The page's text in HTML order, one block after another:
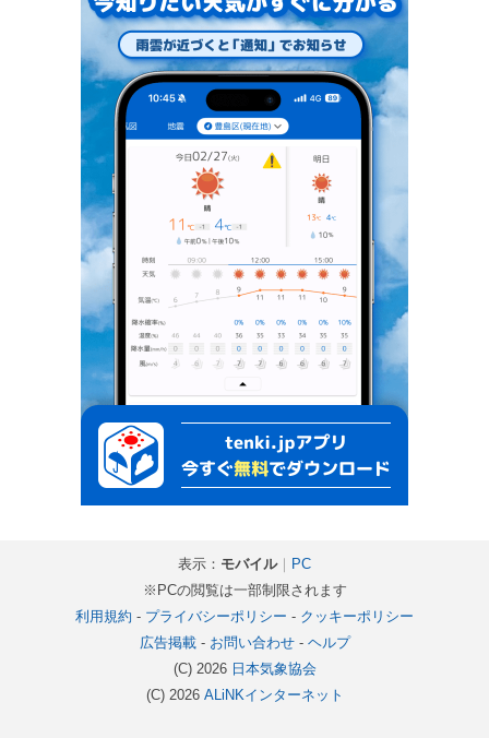
表示： モバイル｜ PC
※PCの閲覧は一部制限されます
利用規約 - プライバシーポリシー - クッキーポリシー
広告掲載- お問い合わせ- ヘルプ
(C) 2026 日本気象協会
(C) 2026 ALiNKインターネット